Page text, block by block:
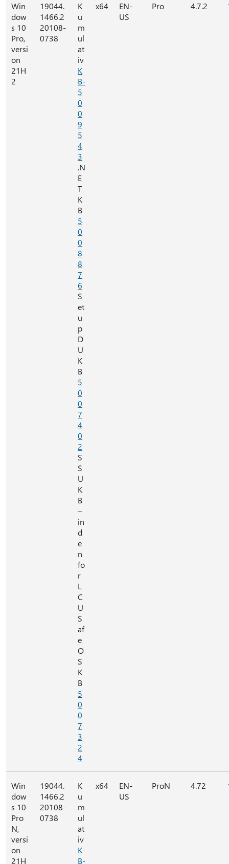
Win
dow
s 10
Pro,
versi
on
21H
2
19044.
1466.2
20108-
0738
K
u
m
ul
at
iv
K
B-
5
0
0
9
5
4
3
.N
E
T
K
B
5
0
0
8
8
7
6
S
et
u
p
D
U
K
B
5
0
0
7
4
0
2
S
S
U
K
B
–
in
d
e
n
fo
r
L
C
U
S
af
e
O
S
K
B
5
0
0
7
3
2
4
x64
EN-
US
Pro 4.7.2
Win
dow
s 10
Pro
N,
versi
on
21H
19044.
1466.2
20108-
0738
K
u
m
ul
at
iv
K
B-
x64
EN-
US
ProN 4.72